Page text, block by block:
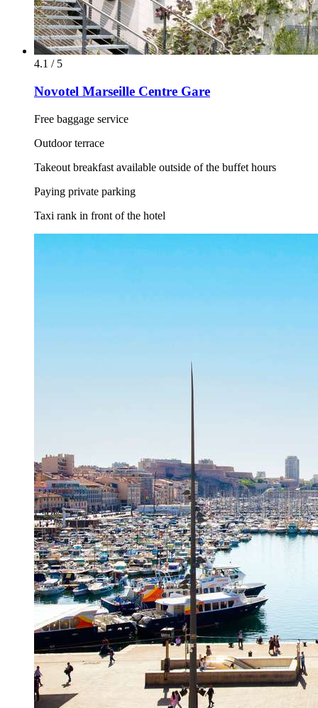
4.1 / 5
Novotel Marseille Centre Gare
Free baggage service
Outdoor terrace
Takeout breakfast available outside of the buffet hours
Paying private parking
Taxi rank in front of the hotel